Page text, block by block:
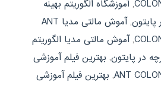
,آموزشگاه الگوریتم بهینه
,
آموش مالتی مدیا ANT
,آموش مالتی مدیا الگوریتم
در پایتون, بهترین فیلم آموزشی
ANT
, بهترین فیلم آموزشی